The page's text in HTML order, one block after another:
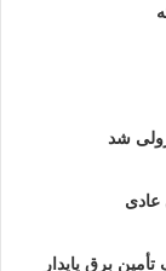
شد
برق پایدار